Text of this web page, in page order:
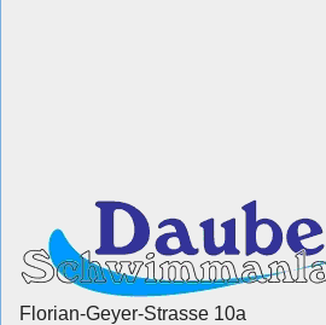
Florian-Geyer-Strasse 10a